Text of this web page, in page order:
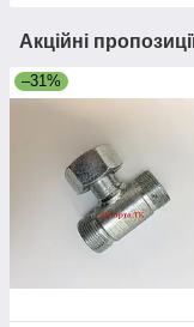
Акційні
–31%